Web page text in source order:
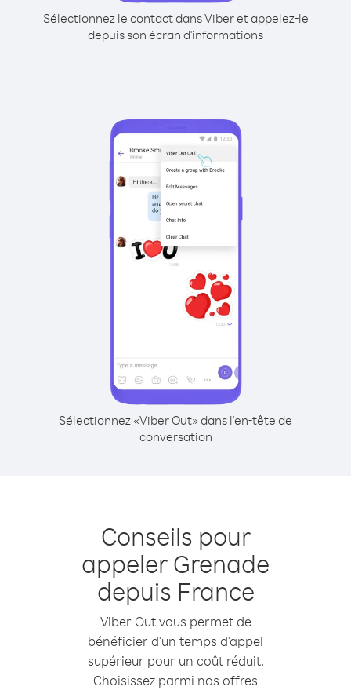
Sélectionnez le contact dans Viber et appelez-le
depuis son écran d'informations
Sélectionnez «Viber Out» dans l'en-tête de
conversation
Conseils pour
appeler Grenade
depuis France
Viber Out vous permet de
bénéficier d'un temps d'appel
supérieur pour un coût réduit.
Choisissez parmi nos offres